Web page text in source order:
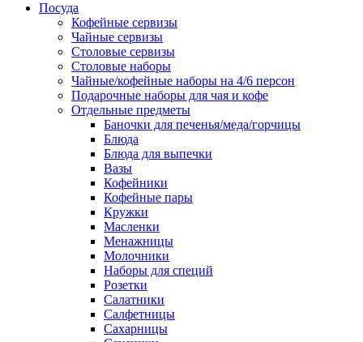
Посуда
Кофейные сервизы
Чайные сервизы
Столовые сервизы
Столовые наборы
Чайные/кофейные наборы на 4/6 персон
Подарочные наборы для чая и кофе
Отдельные предметы
Баночки для печенья/меда/горчицы
Блюда
Блюда для выпечки
Вазы
Кофейники
Кофейные пары
Кружки
Масленки
Менажницы
Молочники
Наборы для специй
Розетки
Салатники
Салфетницы
Сахарницы